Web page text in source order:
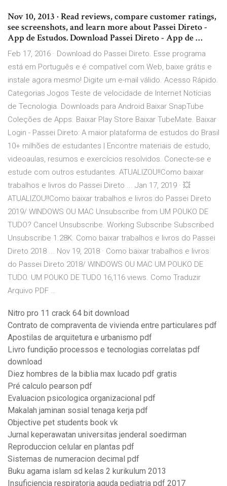
Nov 10, 2013 · ‎Read reviews, compare customer ratings,
see screenshots, and learn more about Passei Direto -
App de Estudos. Download Passei Direto - App de …
Feb 17, 2016 · Download do Passei Direto. Esse programa
está em Português e é compatível com Web, baixe grátis e
instale agora mesmo! Digite um e-mail válido. Acesso Rápido.
Categorias Jogos Teste de velocidade de Internet Notícias
de Tecnologia. Downloads para Android Baixar SnapTube
Coleções de Apps. Baixar Play Store Baixar TubeMate. Baixar
Login - Passei Direto: A maior plataforma de estudos do Brasil
10+ milhões de estudantes | Encontre materiais de estudo,
videoaulas, resumos e exercícios resolvidos. Conecte-se e
estude com outros estudantes. ATUALIZOU!!Como baixar
trabalhos e livros do Passei Direto ... Jan 17, 2019 · 💥
ATUALIZOU!!Como baixar trabalhos e livros do Passei Direto
2019/ WINDOWS OU MAC Unsubscribe from UM POUKO DE
TUDO? Cancel Unsubscribe. Working Subscribe Subscribed
Unsubscribe 1.28K. Como baixar trabalhos e livros do Passei
Direto 2018 ... Nov 19, 2018 · Como baixar trabalhos e livros
do Passei Direto 2018/ WINDOWS OU MAC UM POUKO DE
TUDO. UM POUKO DE TUDO 16,116 views. Como Traduzir
Arquivo PDF …
Nitro pro 11 crack 64 bit download
Contrato de compraventa de vivienda entre particulares pdf
Apostilas de arquitetura e urbanismo pdf
Livro fundição processos e tecnologias correlatas pdf
download
Diez hombres de la biblia max lucado pdf gratis
Pré calculo pearson pdf
Evaluacion psicologica organizacional pdf
Makalah jaminan sosial tenaga kerja pdf
Objective pet students book vk
Jurnal keperawatan universitas jenderal soedirman
Reproduccion celular en plantas pdf
Sistemas de numeracion decimal pdf
Buku agama islam sd kelas 2 kurikulum 2013
Insuficiencia respiratoria aguda pediatria pdf 2017